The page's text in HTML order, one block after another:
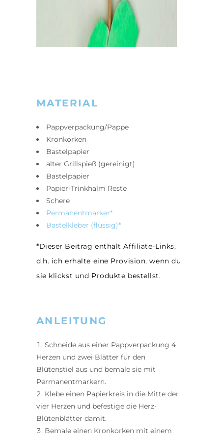
MATERIAL
Pappverpackung/Pappe
Kronkorken
Bastelpapier
alter Grillspieß (gereinigt)
Bastelpapier
Papier-Trinkhalm Reste
Schere
Permanentmarker*
Bastelkleber (flüssig)*
*Dieser Beitrag enthält Affiliate-Links,
d.h. ich erhalte eine Provision, wenn du
sie klickst und Produkte bestellst.
ANLEITUNG
Schneide aus einer Pappverpackung 4
Herzen und zwei Blätter für den
Blütenstiel aus und bemale sie mit
Permanentmarkern.
Klebe einen Papierkreis in die Mitte der
vier Herzen und befestige die Herz-
Blütenblätter damit.
Bemale einen Kronkorken mit einem